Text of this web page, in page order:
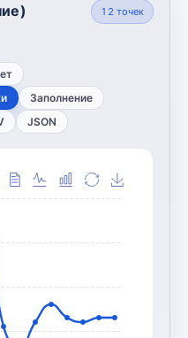
12 точек
Заполнение
JSON